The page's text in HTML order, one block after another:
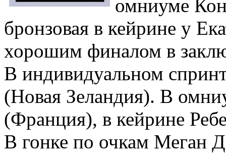
омниуме
бронзовая в кейрине у
хорошим финалом в
В индивидуальном
(Новая Зеландия). В
(Франция), в кейрине
В гонке по очкам Меган